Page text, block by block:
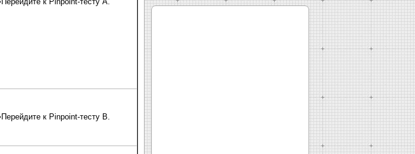
к Pinpoint-тесту В.